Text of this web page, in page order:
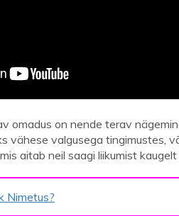
omadus on nende terav
vähese valgusega tingimustes,
aitab neil saagi liikumist
Nimetus?